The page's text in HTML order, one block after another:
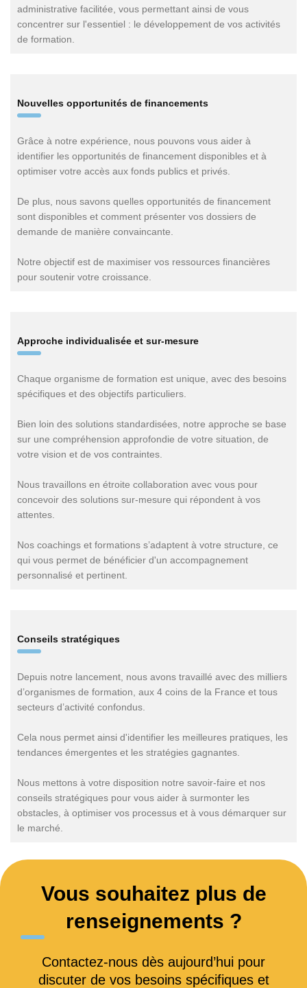
administrative facilitée, vous permettant ainsi de vous
concentrer sur l'essentiel : le développement de vos activités
de formation.
Nouvelles opportunités de financements
Grâce à notre expérience, nous pouvons vous aider à
identifier les opportunités de financement disponibles et à
optimiser votre accès aux fonds publics et privés.
De plus, nous savons quelles opportunités de financement
sont disponibles et comment présenter vos dossiers de
demande de manière convaincante.
Notre objectif est de maximiser vos ressources financières
pour soutenir votre croissance.
Approche individualisée et sur-mesure
Chaque organisme de formation est unique, avec des besoins
spécifiques et des objectifs particuliers.
Bien loin des solutions standardisées, notre approche se base
sur une compréhension approfondie de votre situation, de
votre vision et de vos contraintes.
Nous travaillons en étroite collaboration avec vous pour
concevoir des solutions sur-mesure qui répondent à vos
attentes.
Nos coachings et formations s’adaptent à votre structure, ce
qui vous permet de bénéficier d'un accompagnement
personnalisé et pertinent.
Conseils stratégiques
Depuis notre lancement, nous avons travaillé avec des milliers
d’organismes de formation, aux 4 coins de la France et tous
secteurs d’activité confondus.
Cela nous permet ainsi d'identifier les meilleures pratiques, les
tendances émergentes et les stratégies gagnantes.
Nous mettons à votre disposition notre savoir-faire et nos
conseils stratégiques pour vous aider à surmonter les
obstacles, à optimiser vos processus et à vous démarquer sur
le marché.
Vous souhaitez plus de
renseignements ?
Contactez-nous dès aujourd’hui pour
discuter de vos besoins spécifiques et